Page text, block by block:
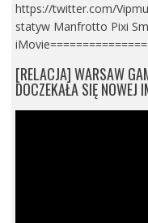
https://twitter.com/
statyw Manfrotto Pixi
[RELACJA] WARSAW
DOCZEKAŁA SIĘ NOWEJ